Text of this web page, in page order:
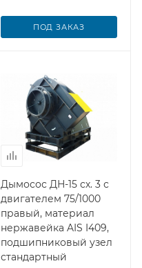
ПОД ЗАКАЗ
Дымосос ДН-15 сх. 3 с
двигателем 75/1000
правый, материал
нержавейка AIS I409,
подшипниковый узел
стандартный